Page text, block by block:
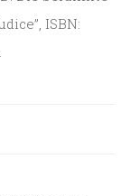
ISBN: